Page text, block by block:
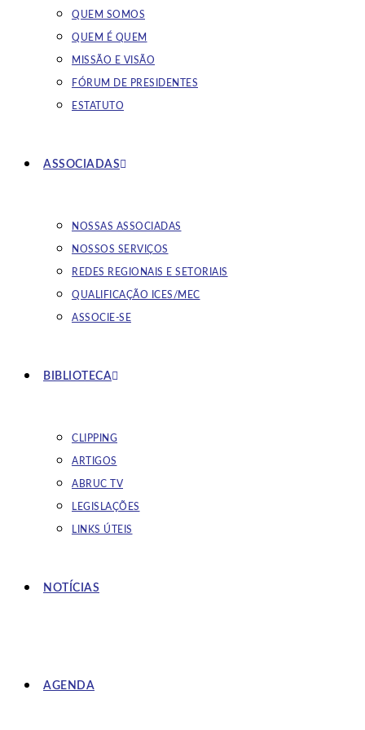
QUEM SOMOS
QUEM É QUEM
MISSÃO E VISÃO
FÓRUM DE PRESIDENTES
ESTATUTO
ASSOCIADAS
NOSSAS ASSOCIADAS
NOSSOS SERVIÇOS
REDES REGIONAIS E SETORIAIS
QUALIFICAÇÃO ICES/MEC
ASSOCIE-SE
BIBLIOTECA
CLIPPING
ARTIGOS
ABRUC TV
LEGISLAÇÕES
LINKS ÚTEIS
NOTÍCIAS
AGENDA